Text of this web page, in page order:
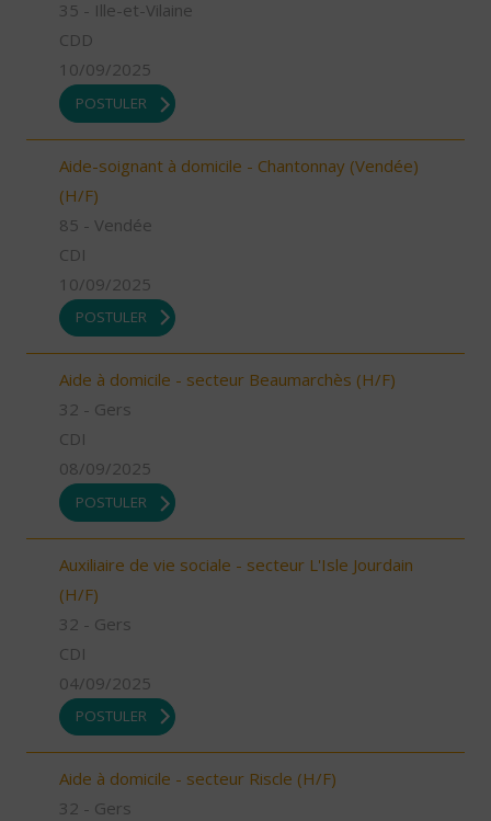
35 - Ille-et-Vilaine
CDD
10/09/2025
POSTULER
Aide-soignant à domicile - Chantonnay (Vendée)
(H/F)
85 - Vendée
CDI
10/09/2025
POSTULER
Aide à domicile - secteur Beaumarchès (H/F)
32 - Gers
CDI
08/09/2025
POSTULER
Auxiliaire de vie sociale - secteur L'Isle Jourdain
(H/F)
32 - Gers
CDI
04/09/2025
POSTULER
Aide à domicile - secteur Riscle (H/F)
32 - Gers